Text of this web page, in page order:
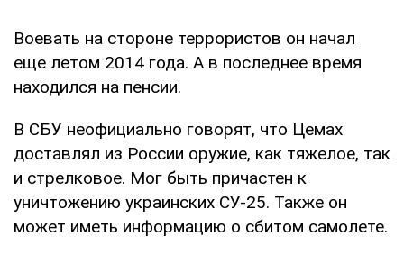
Воевать на стороне террористов он начал
еще летом 2014 года. А в последнее время
находился на пенсии.
В СБУ неофициально говорят, что Цемах
доставлял из России оружие, как тяжелое, так
и стрелковое. Мог быть причастен к
уничтожению украинских СУ-25. Также он
может иметь информацию о сбитом самолете.